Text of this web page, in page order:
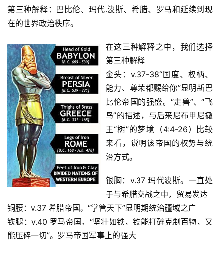
第三种解释：巴比伦、玛代.波斯、希腊、罗马和延续到现
在的世界政治秩序。
在这三种解释之中，我们选择
第三种解释
金头：v.37-38“国度、权柄、
能力、尊荣都赐给你”显明新巴
比伦帝国的强盛。“走兽”、“飞
鸟”的描述，与后来尼布甲尼撒
王“树”的梦境（4:4-26）比较
来看，说明该帝国的权势与统
治方式。
银胸：v.37 玛代波斯。一直处
于与希腊交战之中，贸易发达
铜腰：v.37 希腊帝国。“掌管天下”显明期统治疆域之广
铁腿：v.40 罗马帝国。“坚壮如铁，铁能打碎克制百物，又
能压碎一切”。罗马帝国军事上的强大